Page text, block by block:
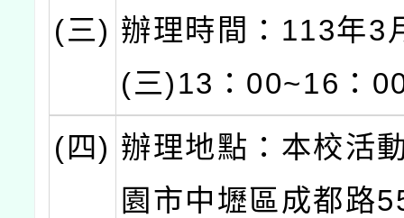
(三) 辦理時間：113年3
(三)13：00~16：
(四) 辦理地點：本校活
園市中壢區成都路